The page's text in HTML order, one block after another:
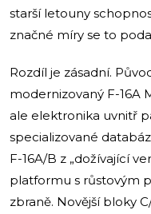
starší letouny
značné míry se to
Rozdíl je zásadní.
modernizovaný F-16A
ale elektronika uvnitř
specializované
F-16A/B z „dožívající
platformu s růstovým
zbraně. Novější bloky